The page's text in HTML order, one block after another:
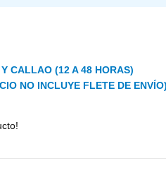
CALLAO (12 A 48 HORAS)
NO INCLUYE FLETE DE ENVÍO)